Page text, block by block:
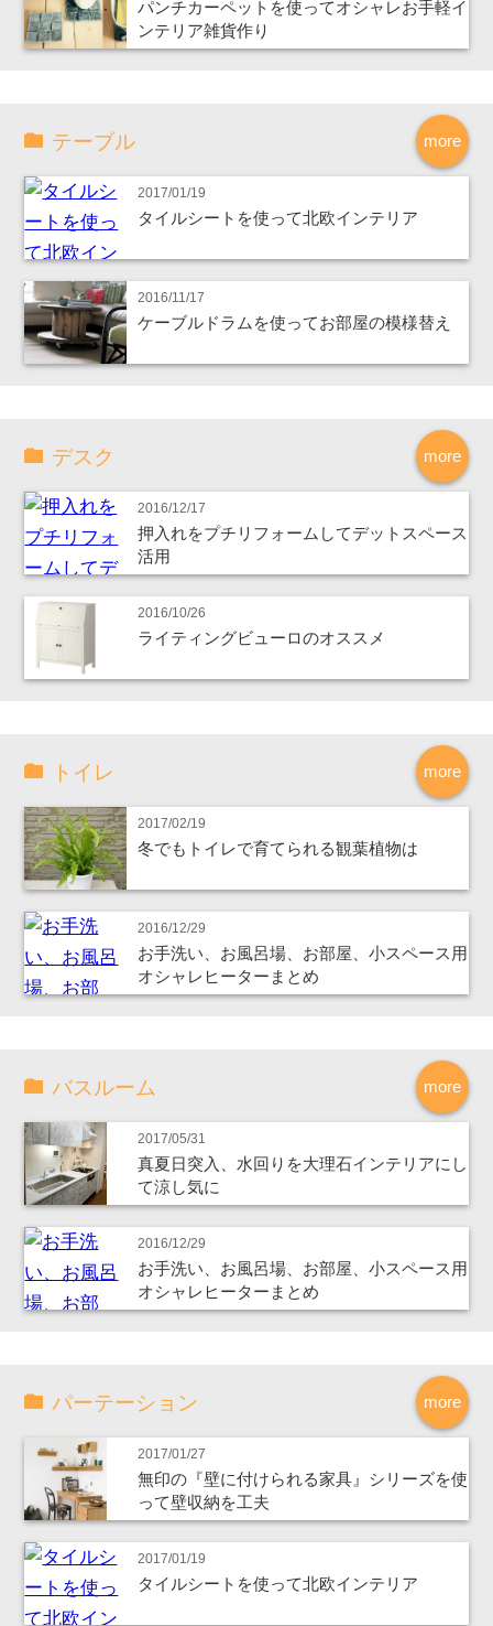
パンチカーペットを使ってオシャレお手軽イ
ンテリア雑貨作り
more
テーブル
2017/01/19
タイルシートを使って北欧インテリア
2016/11/17
ケーブルドラムを使ってお部屋の模様替え
more
デスク
2016/12/17
押入れをプチリフォームしてデットスペース
活用
2016/10/26
ライティングビューロのオススメ
more
トイレ
2017/02/19
冬でもトイレで育てられる観葉植物は
2016/12/29
お手洗い、お風呂場、お部屋、小スペース用
オシャレヒーターまとめ
more
バスルーム
2017/05/31
真夏日突入、水回りを大理石インテリアにし
て涼し気に
2016/12/29
お手洗い、お風呂場、お部屋、小スペース用
オシャレヒーターまとめ
more
パーテーション
2017/01/27
無印の『壁に付けられる家具』シリーズを使
って壁収納を工夫
2017/01/19
タイルシートを使って北欧インテリア